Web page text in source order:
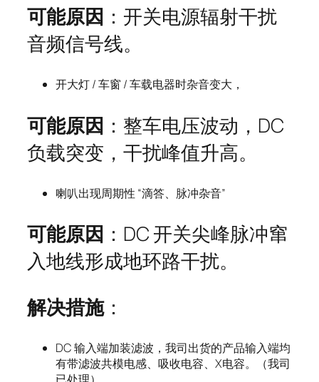
可能原因 ：开关电源辐射干扰
音频信号线。
开大灯 / 车窗 / 车载电器时杂音变大，
可能原因 ：整车电压波动，DC
负载突变，干扰峰值升高。
喇叭出现周期性 “滴答、脉冲杂音”
可能原因 ：DC 开关尖峰脉冲窜
入地线形成地环路干扰。
解决措施：
DC 输入端加装滤波，我司出货的产品输入端均
有带滤波共模电感、吸收电容、X电容。（我司